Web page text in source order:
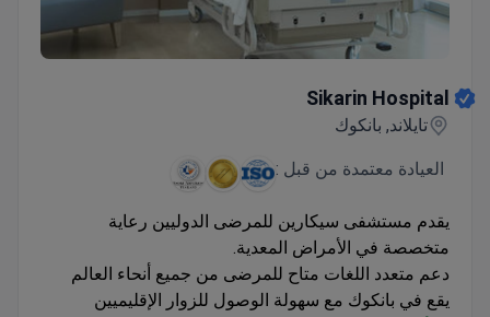
Sikarin Hospital
تايلاند, بانكوك
العيادة معتمدة من قبل :
يقدم مستشفى سيكارين للمرضى الدوليين رعاية
متخصصة في الأمراض المعدية.
دعم متعدد اللغات متاح للمرضى من جميع أنحاء العالم
يقع في بانكوك مع سهولة الوصول للزوار الإقليميين